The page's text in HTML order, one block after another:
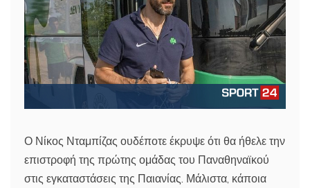
Ο Νίκος Νταμπίζας ουδέποτε έκρυψε ότι θα ήθελε την
επιστροφή της πρώτης ομάδας του Παναθηναϊκού
στις εγκαταστάσεις της Παιανίας. Μάλιστα, κάποια